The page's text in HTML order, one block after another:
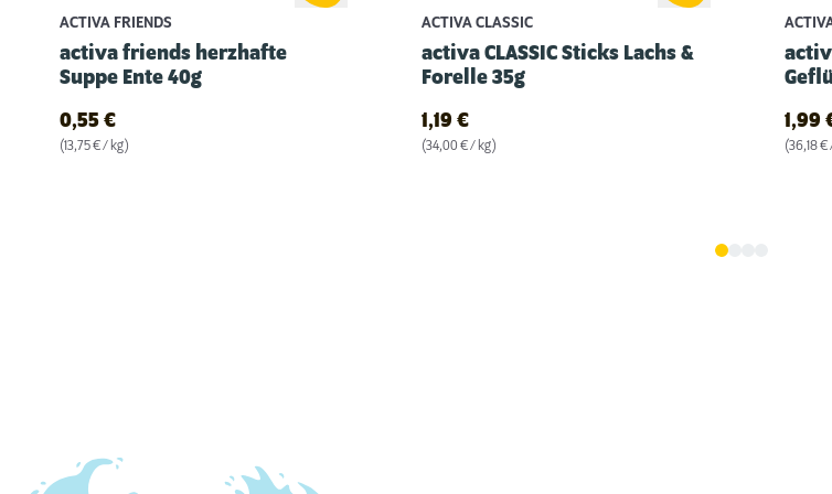
ACTIVA FRIENDS
activa friends herzhafte
Suppe Ente 40g
0,55 €
(13,75 € / kg)
ACTIVA CLASSIC
activa CLASSIC Sticks Lachs &
Forelle 35g
1,19€
(34,00 € / kg)
1,99
(36,18 €